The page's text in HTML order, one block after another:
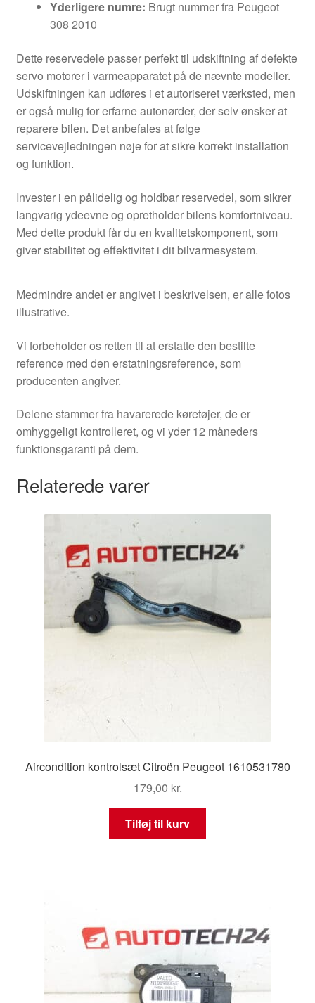
Yderligere numre: Brugt nummer fra Peugeot
308 2010
Dette reservedele passer perfekt til udskiftning af defekte
servo motorer i varmeapparatet på de nævnte modeller.
Udskiftningen kan udføres i et autoriseret værksted, men
er også mulig for erfarne autonørder, der selv ønsker at
reparere bilen. Det anbefales at følge
servicevejledningen nøje for at sikre korrekt installation
og funktion.
Invester i en pålidelig og holdbar reservedel, som sikrer
langvarig ydeevne og opretholder bilens komfortniveau.
Med dette produkt får du en kvalitetskomponent, som
giver stabilitet og effektivitet i dit bilvarmesystem.
Medmindre andet er angivet i beskrivelsen, er alle fotos
illustrative.
Vi forbeholder os retten til at erstatte den bestilte
reference med den erstatningsreference, som
producenten angiver.
Delene stammer fra havarerede køretøjer, de er
omhyggeligt kontrolleret, og vi yder 12 måneders
funktionsgaranti på dem.
Relaterede varer
Aircondition kontrolsæt Citroën Peugeot 1610531780
179,00 kr.
Tilføj til kurv